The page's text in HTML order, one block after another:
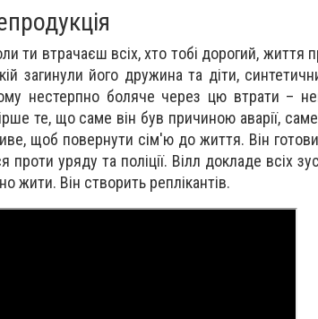
ти втрачаєш всіх, хто тобі дорогий, життя
загинули його дружина та діти,
нестерпно боляче через цю втрати –
те, що саме він був причиною аварії,
щоб повернути сім'ю до життя. Він
уряду та поліції. Вілл докладе всіх
жити. Він створить реплікантів.